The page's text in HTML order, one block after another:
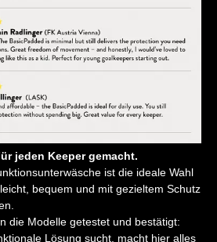
jeden Keeper gemacht.
ist die ideale Wahl
bequem und mit gezieltem Schutz
die Modelle getestet und bestätigt:
Lösung sucht, macht hier alles